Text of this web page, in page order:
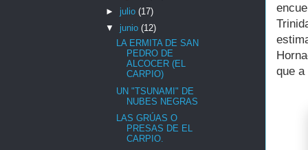
que
► julio (17)
▼ junio (12)
LA ERMITA DE SAN
PEDRO DE
ALCOCER (EL
CARPIO)
UN "TSUNAMI" DE
NUBES NEGRAS
LAS GRÚAS O
PRESAS DE EL
CARPIO.